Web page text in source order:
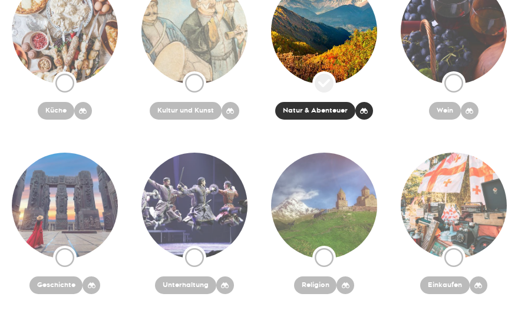
Küche Kultur und Kunst Natur & Abenteuer Wein
Geschichte Unterhaltung Religion Einkaufen